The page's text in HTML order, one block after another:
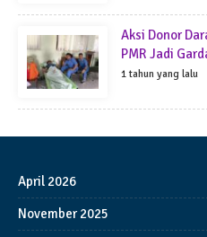
Aksi Donor
PMR Jadi
1 tahun yang lalu
April 2026
November 2025